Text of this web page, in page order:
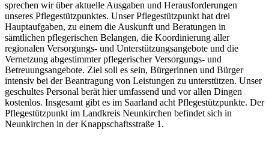
sprechen wir über aktuelle Ausgaben und Herausforderungen
unseres Pflegestützpunktes. Unser Pflegestützpunkt hat drei
Hauptaufgaben, zu einem die Auskunft und Beratungen in
sämtlichen pflegerischen Belangen, die Koordinierung aller
regionalen Versorgungs- und Unterstützungsangebote und die
Vernetzung abgestimmter pflegerischer Versorgungs- und
Betreuungsangebote. Ziel soll es sein, Bürgerinnen und Bürger
intensiv bei der Beantragung von Leistungen zu unterstützen. Unser
geschultes Personal berät hier umfassend und vor allen Dingen
kostenlos. Insgesamt gibt es im Saarland acht Pflegestützpunkte. Der
Pflegestützpunkt im Landkreis Neunkirchen befindet sich in
Neunkirchen in der Knappschaftsstraße 1.